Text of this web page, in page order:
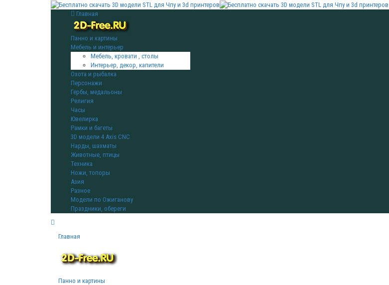
Главная
Панно и картины
Мебель и интерьер
Мебель, кровати , столы
Интерьер, декор, капители
Охота и рыбалка
Персонажи
Гербы, медальоны
Религия
Часы
Ювелирка
Рамки и багеты
3D модели 4 Axis CNC
Нарды, шахматы
Животные, птицы
Техника
Ножи, топоры
Азия
Разное
Модели по Ожиганову
Праздники, обереги
Главная
Панно и картины